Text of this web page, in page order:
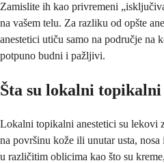
Zamislite ih kao privremeni
na vašem telu. Za razliku od opšte
anestetici utiču samo na područje na
potpuno budni i pažljivi.
Šta su lokalni topikalni
Lokalni topikalni anestetici su lekovi
na površinu kože ili unutar usta,
u različitim oblicima kao što su